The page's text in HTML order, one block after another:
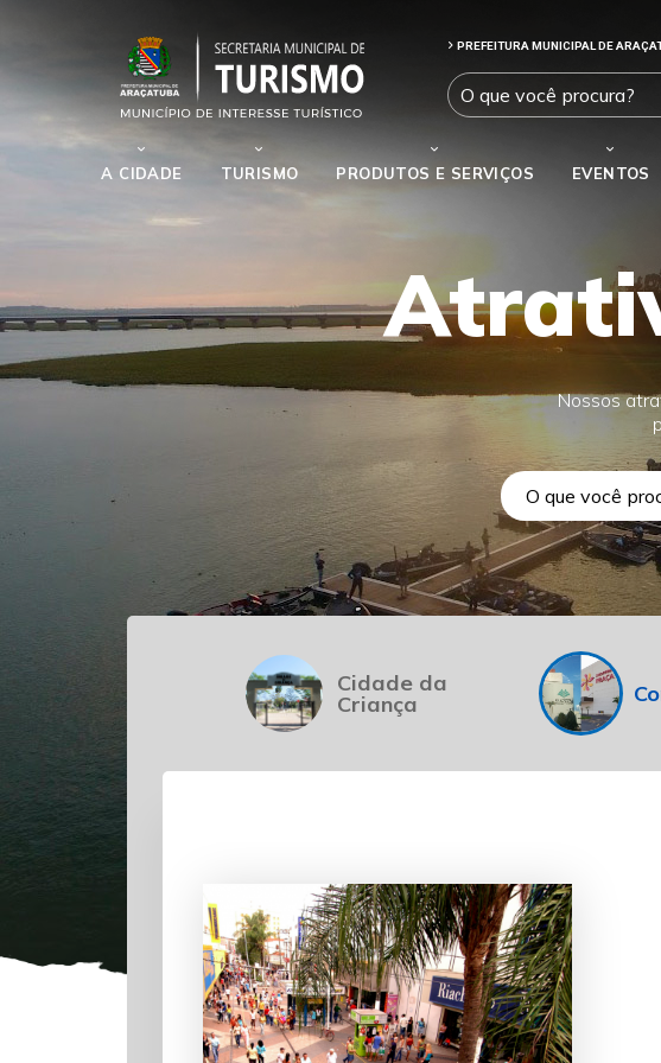
PREFEITURA MUNICIPAL DE
A CIDADE TURISMO PRODUTOS E SERVIÇOS EVENTOS
Nossos
Cidade da
Criança